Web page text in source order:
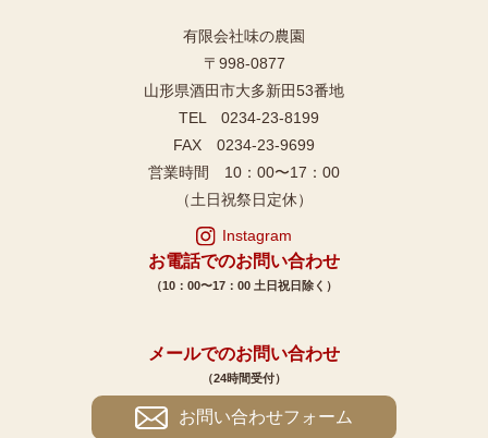
有限会社味の農園
〒998-0877
山形県酒田市大多新田53番地
TEL 0234-23-8199
FAX 0234-23-9699
営業時間 10：00〜17：00
（土日祝祭日定休）
Instagram
お電話でのお問い合わせ
（10：00〜17：00 土日祝日除く）
メールでのお問い合わせ
（24時間受付）
お問い合わせフォーム